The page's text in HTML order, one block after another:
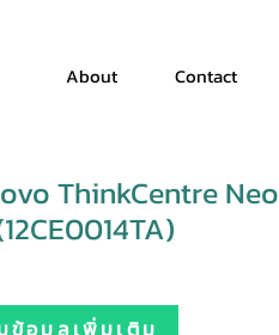
About Contact
ThinkCentre Neo
ข้อมูลเพิ่มเติม